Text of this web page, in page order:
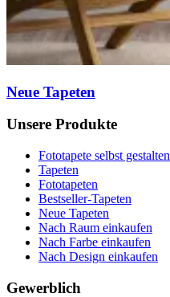
Neue Tapeten
Unsere Produkte
Fototapete selbst gestalten
Tapeten
Fototapeten
Bestseller-Tapeten
Neue Tapeten
Nach Raum einkaufen
Nach Farbe einkaufen
Nach Design einkaufen
Gewerblich